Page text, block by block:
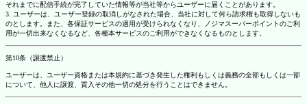
それまでに配信手続が完了していた情報等が当社等からユーザーに届くことがあります。
3. ユーザーは、ユーザー登録の取消しがなされた場合、当社に対して何ら請求権も取得しないも
のとします。また、各保証サービスの適用が受けられなくなり、ノジマスーパーポイントのご利
用が一切出来なくなるなど、各種本サービスのご利用ができなくなるものとします。
第10条（譲渡禁止）
ユーザーは、ユーザー資格または本規約に基づき発生した権利もしくは義務の全部もしくは一部
について、他人に譲渡、質入その他一切の処分を行うことはできません。